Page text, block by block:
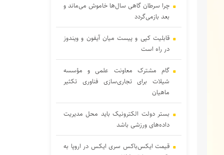
چرا سرطان گاهی سال‌ها خاموش می‌ماند و
بعد بازمی‌گردد
قابلیت کپی و پیست میان آیفون و ویندوز
در راه است
گام مشترک معاونت علمی و مؤسسه
شیلات برای تجاری‌سازی فناوری تکثیر
ماهیان
بستر دولت الکترونیک باید محل مدیریت
داده‌‌های ورزشی باشد
قیمت ایکس‌باکس سری ایکس در اروپا به